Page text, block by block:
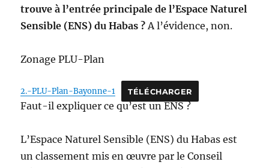
trouve à l’entrée principale de l’Espace Naturel
Sensible (ENS) du Habas ?A l’évidence, non.
Zonage PLU-Plan
2.-PLU-Plan-Bayonne-1 TÉLÉCHARGER
Faut-il expliquer ce qu’est un ENS ?
L’Espace Naturel Sensible (ENS) du Habas est
un classement mis en œuvre par le Conseil